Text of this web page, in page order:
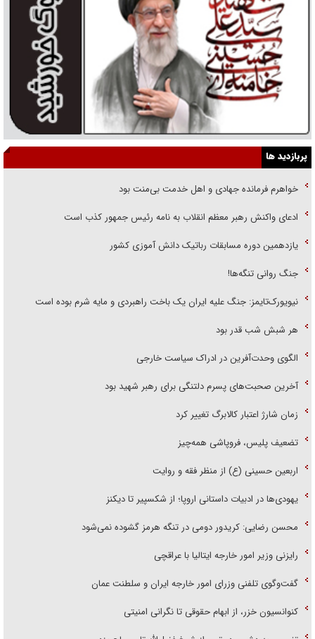
پربازدید ها
خواهرم فرمانده جهادی و اهل خدمت بی‌منت بود
ادعای واکنش رهبر معظم انقلاب به نامه رئیس جمهور کذب است
یازدهمین دوره مسابقات رباتیک دانش آموزی کشور
جنگ روانی تنگه‌ها!
نیویورک‌تایمز: جنگ علیه ایران یک باخت راهبردی و مایه شرم بوده است
هر شبش شب قدر بود
الگوی وحدت‌آفرین در ادراک سیاست خارجی
آخرین صحبت‌های پسرم دلتنگی برای رهبر شهید بود
زمان شارژ اعتبار کالابرگ تغییر کرد
تضعیف پلیس، فروپاشی همه‌چیز
اربعین حسینی (ع) از منظر فقه و روایت
یهودی‌ها در ادبیات داستانی اروپا؛ از شکسپیر تا دیکنز
محسن رضایی: کریدور دومی در تنگه هرمز گشوده نمی‌شود
رایزنی وزیر امور خارجه ایتالیا با عراقچی
گفت‌وگوی تلفنی وزرای امور خارجه ایران و سلطنت عمان
کنوانسیون خزر، از ابهام حقوقی تا نگرانی امنیتی